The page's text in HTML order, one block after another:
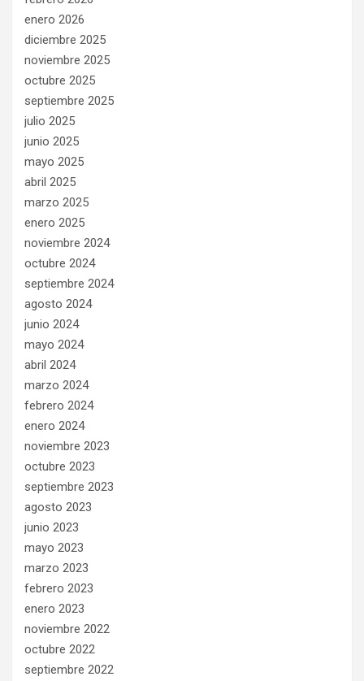
enero 2026
diciembre 2025
noviembre 2025
octubre 2025
septiembre 2025
julio 2025
junio 2025
mayo 2025
abril 2025
marzo 2025
enero 2025
noviembre 2024
octubre 2024
septiembre 2024
agosto 2024
junio 2024
mayo 2024
abril 2024
marzo 2024
febrero 2024
enero 2024
noviembre 2023
octubre 2023
septiembre 2023
agosto 2023
junio 2023
mayo 2023
marzo 2023
febrero 2023
enero 2023
noviembre 2022
octubre 2022
septiembre 2022